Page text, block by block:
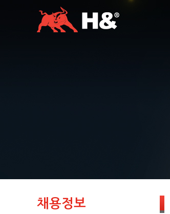
채용정보